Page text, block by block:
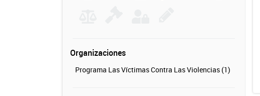
Organizaciones
Programa Las Víctimas Contra Las Violencias (1)